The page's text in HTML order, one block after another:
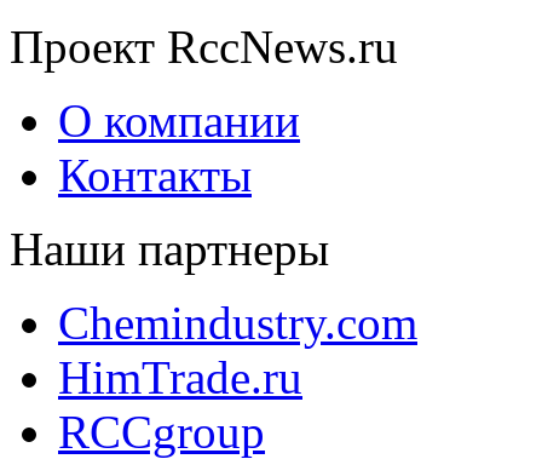
Проект RccNews.ru
О компании
Контакты
Наши партнеры
Chemindustry.com
HimTrade.ru
RCCgroup